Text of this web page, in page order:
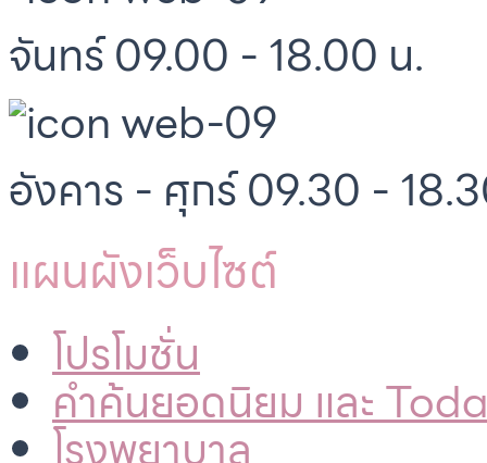
จันทร์ 09.00 - 18.00 น.
อังคาร - ศุกร์ 09.30 -
แผนผังเว็บไซต์
โปรโมชั่น
คำค้นยอดนิยม และ